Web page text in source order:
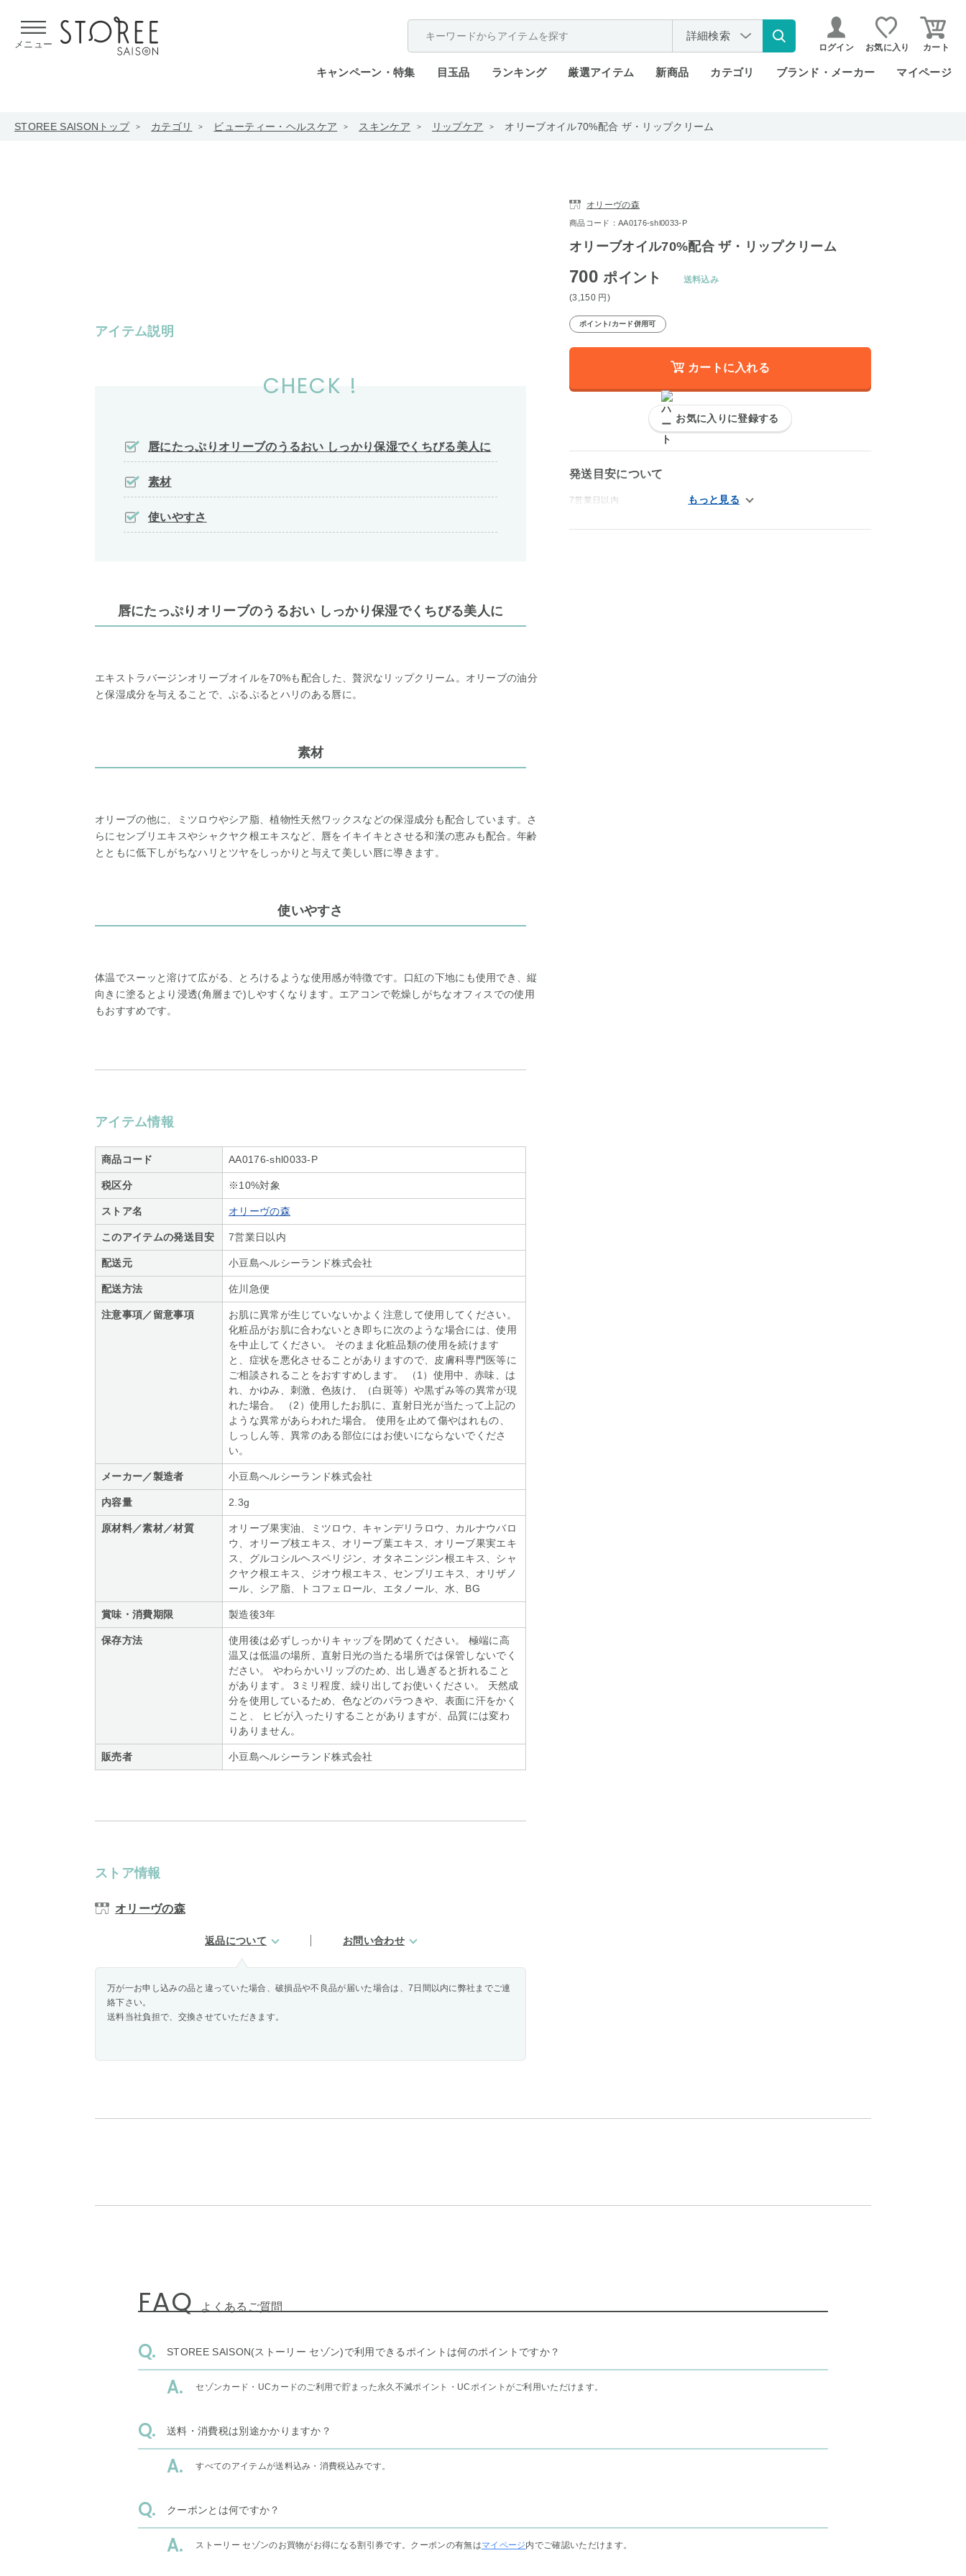
メニュー
詳細検索
ログイン お気に入り カート
キャンペーン・特集 目玉品 ランキング 厳選アイテム 新商品 カテゴリ ブランド・メーカー マイページ
STOREE SAISONトップ カテゴリ ビューティー・ヘルスケア スキンケア リップケア オリーブオイル70%配合 ザ・リップクリーム
アイテム説明
CHECK !
唇にたっぷりオリーブのうるおい しっかり保湿でくちびる美人に
素材
使いやすさ
唇にたっぷりオリーブのうるおい しっかり保湿でくちびる美人に
エキストラバージンオリーブオイルを70%も配合した、贅沢なリップクリーム。オリーブの油分
と保湿成分を与えることで、ぷるぷるとハリのある唇に。
素材
オリーブの他に、ミツロウやシア脂、植物性天然ワックスなどの保湿成分も配合しています。さ
らにセンブリエキスやシャクヤク根エキスなど、唇をイキイキとさせる和漢の恵みも配合。年齢
とともに低下しがちなハリとツヤをしっかりと与えて美しい唇に導きます。
使いやすさ
体温でスーッと溶けて広がる、とろけるような使用感が特徴です。口紅の下地にも使用でき、縦
向きに塗るとより浸透(角層まで)しやすくなります。エアコンで乾燥しがちなオフィスでの使用
もおすすめです。
アイテム情報
商品コード AA0176-shl0033-P
税区分 ※10%対象
ストア名 オリーヴの森
このアイテムの発送目安 7営業日以内
配送元 小豆島へルシーランド株式会社
配送方法 佐川急便
注意事項／留意事項
お肌に異常が生じていないかよく注意して使用してください。
化粧品がお肌に合わないとき即ちに次のような場合には、使用
を中止してください。 そのまま化粧品類の使用を続けます
と、症状を悪化させることがありますので、皮膚科専門医等に
ご相談されることをおすすめします。 （1）使用中、赤味、は
れ、かゆみ、刺激、色抜け、（白斑等）や黒ずみ等の異常が現
れた場合。 （2）使用したお肌に、直射日光が当たって上記の
ような異常があらわれた場合。 使用を止めて傷やはれもの、
しっしん等、異常のある部位にはお使いにならないでくださ
い。
メーカー／製造者 小豆島へルシーランド株式会社
内容量 2.3g
原材料／素材／材質
オリーブ果実油、ミツロウ、キャンデリラロウ、カルナウバロ
ウ、オリーブ枝エキス、オリーブ葉エキス、オリーブ果実エキ
ス、グルコシルヘスペリジン、オタネニンジン根エキス、シャ
クヤク根エキス、ジオウ根エキス、センブリエキス、オリザノ
ール、シア脂、トコフェロール、エタノール、水、BG
賞味・消費期限 製造後3年
保存方法
使用後は必ずしっかりキャップを閉めてください。 極端に高
温又は低温の場所、直射日光の当たる場所では保管しないでく
ださい。 やわらかいリップのため、出し過ぎると折れること
があります。 3ミリ程度、繰り出してお使いください。 天然成
分を使用しているため、色などのバラつきや、表面に汗をかく
こと、 ヒビが入ったりすることがありますが、品質には変わ
りありません。
販売者 小豆島へルシーランド株式会社
ストア情報
オリーヴの森
返品について お問い合わせ
万が一お申し込みの品と違っていた場合、破損品や不良品が届いた場合は、7日間以内に弊社までご連
絡下さい。
送料当社負担で、交換させていただきます。
オリーヴの森
商品コード：AA0176-shl0033-P
オリーブオイル70%配合 ザ・リップクリーム
700ポイント
(3,150 円 )
送料込み
ポイント/カード併用可
カートに入れる
お気に入りに登録する
発送目安について
7営業日以内
FAQ よくあるご質問
STOREE SAISON(ストーリー セゾン)で利用できるポイントは何のポイントですか？
セゾンカード・UCカードのご利用で貯まった永久不滅ポイント・UCポイントがご利用いただけます。
送料・消費税は別途かかりますか？
すべてのアイテムが送料込み・消費税込みです。
クーポンとは何ですか？
ストーリー セゾンのお買物がお得になる割引券です。クーポンの有無はマイページ内でご確認いただけます。